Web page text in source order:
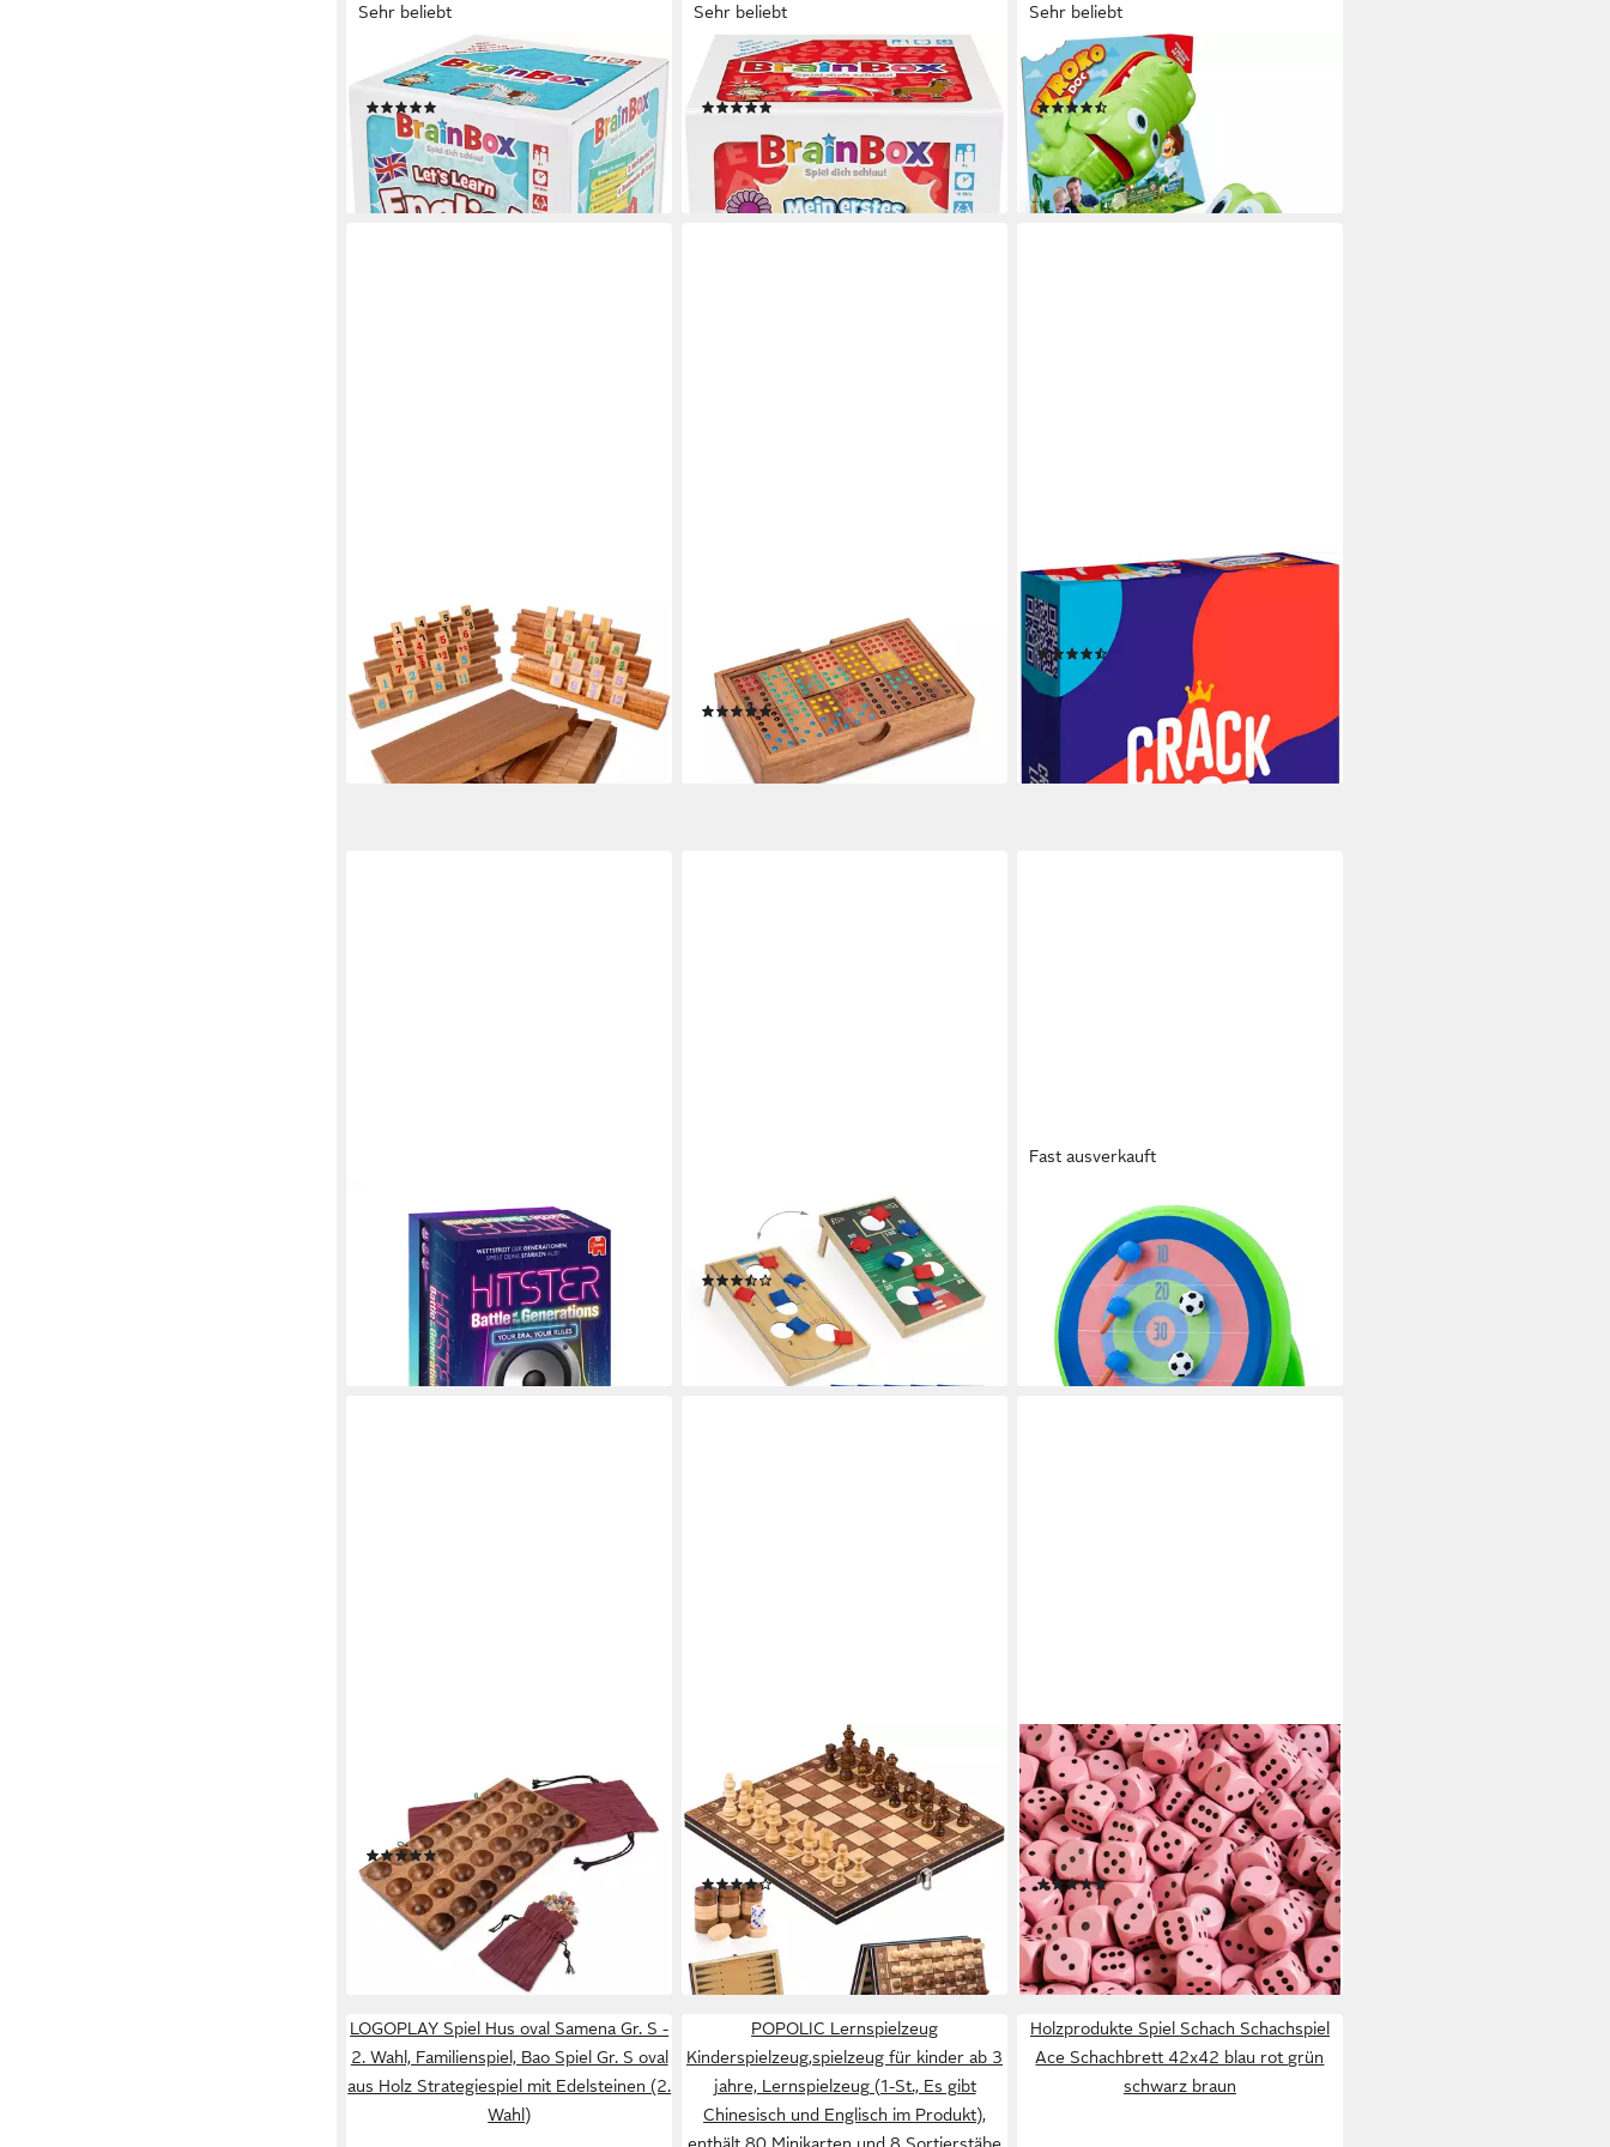
Sehr beliebt
BRAINBOX
Spiel Let's Learn English, Lernspiel
ab 12,99 € UVP18,99 €
-32%
lieferbar - in 1-2 Werktagen bei dir
Sehr beliebt
BRAINBOX
Spiel Mein erstes ABC
(74)
18,99 €
-23%
lieferbar - in 1-2 Werktagen bei dir
Sehr beliebt
HASBRO
Spiel Kroko Doc
(26)
ab 27,65 €
lieferbar - in 1-2 Werktagen bei dir
Spiel Rummy 6 im Holzkasten,
Gesellschaftsspiel, Rummy für 6
Spieler – Edles Holzspiel im
hochwertigen Holzkasten
59,99 €
lieferbar - in 2-3 Werktagen bei dir
Gesellschaftsspiel, Domino Doppel 9
Gesellschaftsspiel mit 56
Spielsteinen Für 2 6
(3)
29,99 €
lieferbar - in 2-3 Werktagen bei dir
HUTTER TRADE SELECTION
Spiel Crack List, Partyspiel, Made in
Europe
ab 18,51 € 20,99 €
-12%
lieferbar - in 2-3 Werktagen bei dir
Spiel Hitster - Battle of the
Generations - Deutsche Version,
Partyspiel
ab 32,95 €
lieferbar - in 2-3 Werktagen bei dir
Spiel 11 tlg. Cornhole Wurfspiel,
Gesellschaftsspiel
(4)
21,99 € UVP39,99 €
lieferbar - in 2-3 Werktagen bei dir
Fast ausverkauft
Spiel Fußball Dartscheibe Backyard
Bullseye 157x107x157cm, mit 2
Fußbällen und 2 auflblasbaren Äxten
ab 69,95 €
lieferbar - in 3-4 Werktagen bei dir
Spiel Hus Samena, Gesellschaftsspiel,
Hus Spiel für 2 Spieler Bao Kalaha
mit Edelsteinen und Stoffbeutel
(6)
39,99 €
lieferbar - in 2-3 Werktagen bei dir
Spiel 3-in-1 Magnetisches Holz-
Schachspiel, Chess Board Set
klappbar,
Strategiespiel,Kinderspiel,Denkspiele,
für Party Familie
Aktivitäten,reiseschach, schachspiel
Kinder(29x29cm)
(5)
21,04 € UVP45,99 €
-54%
lieferbar - in 4-5 Werktagen bei dir
WALDFELSEN
Spiel – 2-100 Spielwürfel (16 mm)
aus Holz, Augenwürfel, Würfel,
Würfelset, Spielmaterial,
Verschiedene Farben
(1)
ab 3,90 €
lieferbar - in 7-9 Werktagen bei dir
+14
LOGOPLAY Spiel Hus oval Samena Gr. S -
2. Wahl, Familienspiel, Bao Spiel Gr. S oval
aus Holz Strategiespiel mit Edelsteinen (2.
Wahl)
POPOLIC Lernspielzeug
Kinderspielzeug,spielzeug für kinder ab 3
jahre, Lernspielzeug (1-St., Es gibt
Chinesisch und Englisch im Produkt),
Holzprodukte Spiel Schach Schachspiel
Ace Schachbrett 42x42 blau rot grün
schwarz braun